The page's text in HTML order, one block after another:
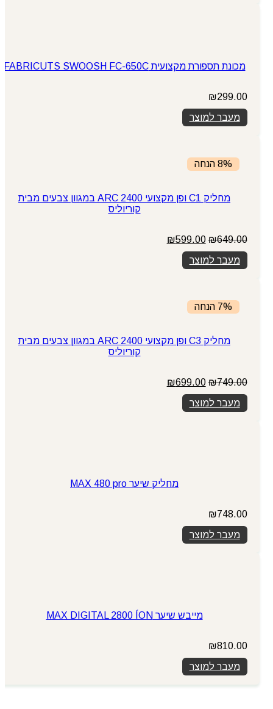
מכונת תספורת מקצועית FABRICUTS SWOOSH FC-650C
₪299.00
מעבר למוצר
8% הנחה
מחליק C1 ופן מקצועי ARC 2400 במגוון צבעים מבית
קוריוליס
₪649.00
המחיר
המקורי
היה:
₪649.00.
₪599.00
מעבר למוצר
7% הנחה
מחליק C3 ופן מקצועי ARC 2400 במגוון צבעים מבית
קוריוליס
₪749.00
המחיר
המקורי
היה:
₪749.00.
₪699.00
מעבר למוצר
מחליק שיער MAX 480 pro
₪748.00
מעבר למוצר
מייבש שיער MAX DIGITAL 2800 ÍON
₪810.00
מעבר למוצר